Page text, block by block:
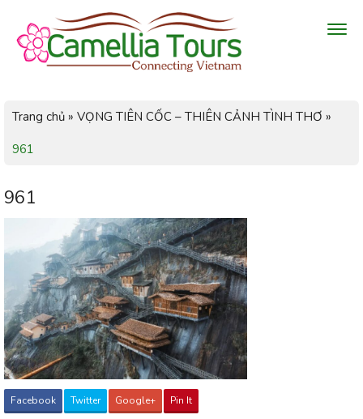
Trang chủ » VỌNG TIÊN CỐC – THIÊN CẢNH TÌNH THƠ »
961
961
Facebook Twitter Google+ Pin It